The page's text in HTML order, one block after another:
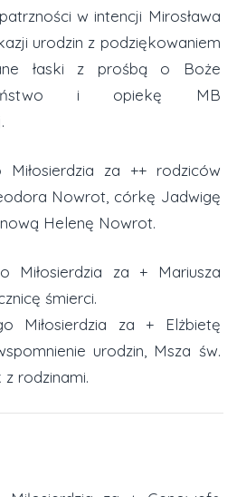
w intencji Mirosława
urodzin z podziękowaniem
łaski z prośbą o Boże
i opiekę MB
za ++ rodziców
Nowrot, córkę Jadwigę
Helenę Nowrot.
Miłosierdzia za + Mariusza
śmierci.
Miłosierdzia za + Elżbietę
urodzin, Msza św.
rodzinami.